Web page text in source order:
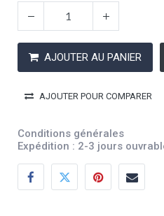
AJOUTER AU PANIER
AJOUTER POUR COMPARER
Conditions générales
Expédition : 2-3 jours